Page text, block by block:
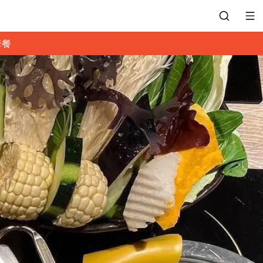
訂位紀錄
餐廳客服
常見問題
EZTABLE 禮物卡
餐廳合作